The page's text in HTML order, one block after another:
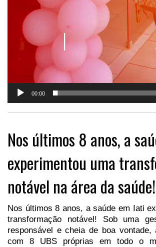
00:00
Nos últimos 8 anos, a
experimentou uma
notável na área da saúde!
Nos últimos 8 anos, a saúde em Iati
transformação notável! Sob uma
responsável e cheia de boa vontade,
com 8 UBS próprias em todo o